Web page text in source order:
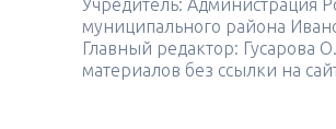
Учредитель: Администрация
муниципального района
Главный редактор: Гусарова
материалов без ссылки на